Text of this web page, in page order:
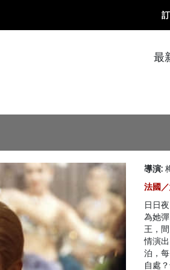
最
導演:
法國
日日
為她
王，
情演
泊，
自處